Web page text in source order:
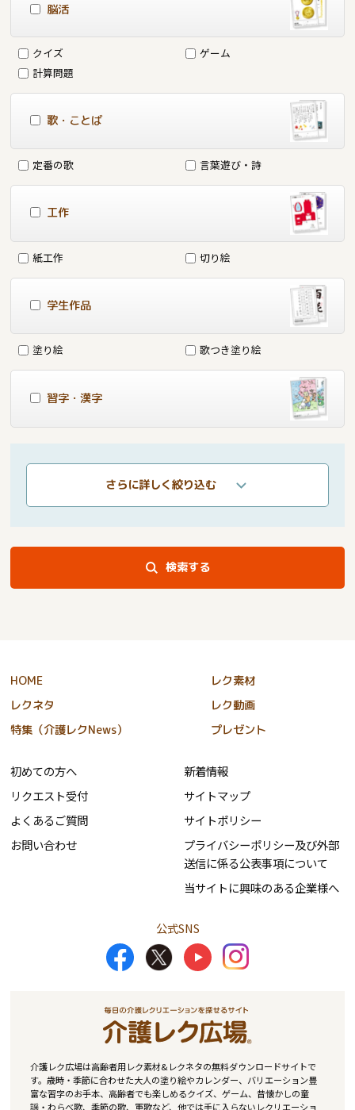
脳活
クイズ
ゲーム
計算問題
歌・ことば
定番の歌 言葉遊び・詩
工作
紙工作 切り絵
学生作品
塗り絵 歌つき塗り絵
習字・漢字
さらに詳しく絞り込む
検索する
HOME
レク素材
レクネタ
レク動画
特集（介護レクNews）
プレゼント
初めての方へ
リクエスト受付
よくあるご質問
お問い合わせ
新着情報
サイトマップ
サイトポリシー
プライバシーポリシー及び外部
送信に係る公表事項について
当サイトに興味のある企業様へ
公式SNS
介護レク広場は高齢者用レク素材&レクネタの無料ダウンロードサイトで
す。歳時・季節に合わせた大人の塗り絵やカレンダー、バリエーション豊
富な習字のお手本、高齢者でも楽しめるクイズ、ゲーム、昔懐かしの童
謡・わらべ歌、季節の歌、軍歌など、他では手に入らないレクリエーショ